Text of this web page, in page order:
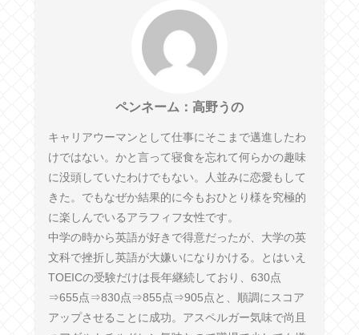
ペンネーム：高野うの
キャリアウーマンとして仕事にそこまで邁進したわ
けではない。かと言って寝食を忘れて何らかの趣味
に没頭していたわけでもない。人並みに恋愛もして
きた。でもなぜか結果的に今もおひとり様を究極的
に楽しんでいるアラフィフ女性です。
中学の時から英語が好きで得意だったが、大学の英
文科で挫折し英語が大嫌いになりかける。とはいえ
TOEICの受験だけは長年継続しており、630点
⇒655点⇒830点⇒855点⇒905点と、順調にスコア
アップさせることに成功。アスペルガー気味で尚且